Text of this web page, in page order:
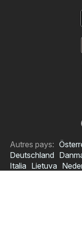
Autres pays:
Deutschland
Italia Lietuva